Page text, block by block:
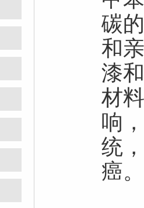
碳
和
漆
材
响
统
癌。